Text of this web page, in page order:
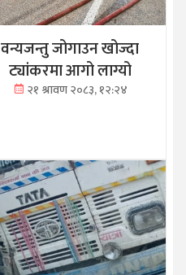
वन्यजन्तु जोगाउन खोज्दा
ट्यांकरमा आगो लाग्यो
२१ श्रावण २०८३, १२:२४